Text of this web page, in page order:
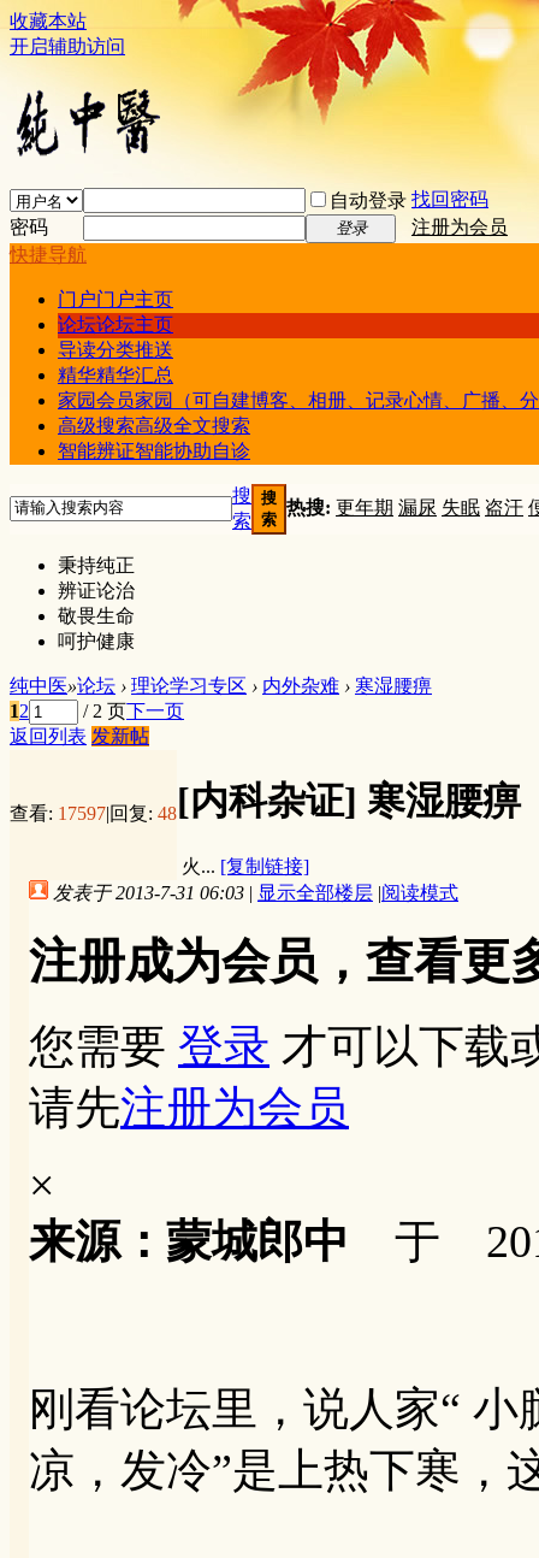
收藏本站
开启辅助访问
自动登录 找回密码
密码
登录
注册为会员
快捷导航
门户门户主页
论坛论坛主页
导读分类推送
精华精华汇总
家园会员家园（可自建博客、相册、记录心情、广播、
高级搜索高级全文搜索
智能辨证智能协助自诊
搜
索
搜
索
热搜: 更年期 漏尿 失眠 盗汗
秉持纯正
辨证论治
敬畏生命
呵护健康
纯中医»论坛 › 理论学习专区 › 内外杂难 › 寒湿腰痹
12 / 2 页下一页
返回列表 发新帖
查看: 17597|回复: 48[内科杂证] 寒湿腰痹
火... [复制链接]
发表于 2013-7-31 06:03 | 显示全部楼层 |阅读模式
注册成为会员，查看更
您需要 登录 才可以下载
请先注册为会员
×
来源：蒙城郎中 于
刚看论坛里，说人家“
凉，发冷”是上热下寒，